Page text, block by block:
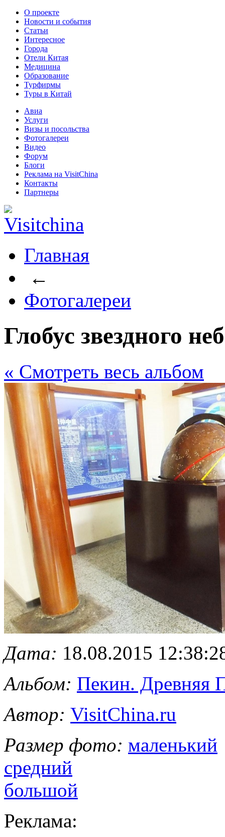
О проекте
Новости и события
Статьи
Интересное
Города
Отели Китая
Медицина
Образование
Турфирмы
Туры в Китай
Авиа
Услуги
Визы и посольства
Фотогалереи
Видео
Форум
Блоги
Реклама на VisitChina
Контакты
Партнеры
Главная
←
Фотогалереи
Глобус звездного
« Cмотреть весь альбом
Дата: 18.08.2015
Альбом: Пекин. Древняя
Автор: VisitChina.ru
Размер фото: маленький
средний
большой
Реклама: